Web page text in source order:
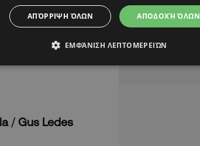
των παικτών
/ Gus Ledes
ΑΠΟΔΟΧΉ ΌΛΩΝ
ΑΠΌΡΡΙΨΗ ΌΛΩΝ
ΕΜΦΆΝΙΣΗ ΛΕΠΤΟΜΕΡΕΙΏΝ